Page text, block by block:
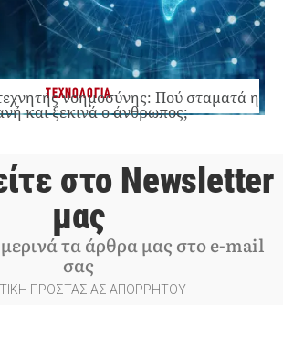
ΤΕΧΝΟΛΟΓΙΑ
νοημοσύνης: Πού σταματά η
και ξεκινά ο άνθρωπος;
στο Newsletter
μας
τα άρθρα μας στο e-mail
σας
ΠΡΟΣΤΑΣΙΑΣ ΑΠΟΡΡΗΤΟΥ